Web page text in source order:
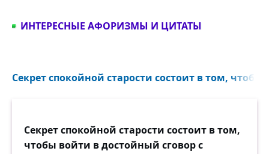
ИНТЕРЕСНЫЕ АФОРИЗМЫ И ЦИТАТЫ
Секрет спокойной старости состоит в том,
Секрет спокойной старости состоит в том,
чтобы войти в достойный сговор с